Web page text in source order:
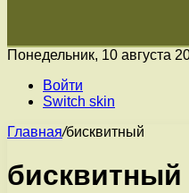
Понедельник, 10 августа
Войти
Switch skin
Главная/бисквитный
бисквитный